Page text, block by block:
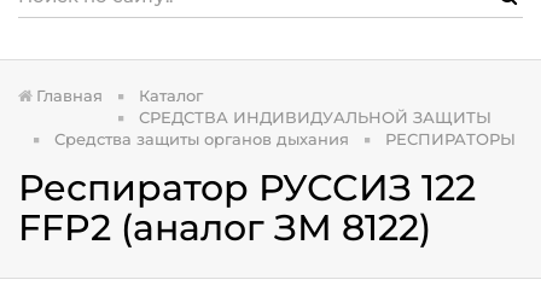
Главная
Каталог
СРЕДСТВА ИНДИВИДУАЛЬНОЙ ЗАЩИТЫ
Средства защиты органов дыхания
РЕСПИРАТОРЫ
Респиратор РУССИЗ 122
FFP2 (аналог ЗМ 8122)